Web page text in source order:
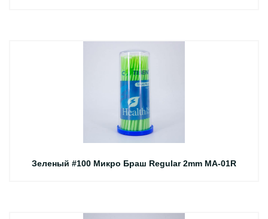
Зеленый #100 Микро Браш Regular 2mm MA-01R